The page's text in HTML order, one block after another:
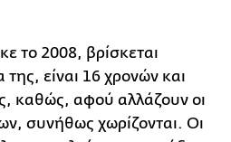
το 2008, βρίσκεται
είναι 16 χρονών και
καθώς, αφού αλλάζουν οι
συνήθως χωρίζονται. Οι